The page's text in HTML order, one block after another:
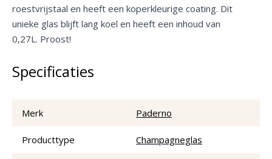
roestvrijstaal en heeft een koperkleurige coating. Dit
unieke glas blijft lang koel en heeft een inhoud van
0,27L. Proost!
Specificaties
Merk Paderno
Producttype Champagneglas